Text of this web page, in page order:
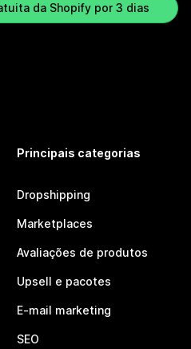
da Shopify por 3 dias
Principais categorias
Dropshipping
Marketplaces
Avaliações de produtos
Upsell e pacotes
E-mail marketing
SEO